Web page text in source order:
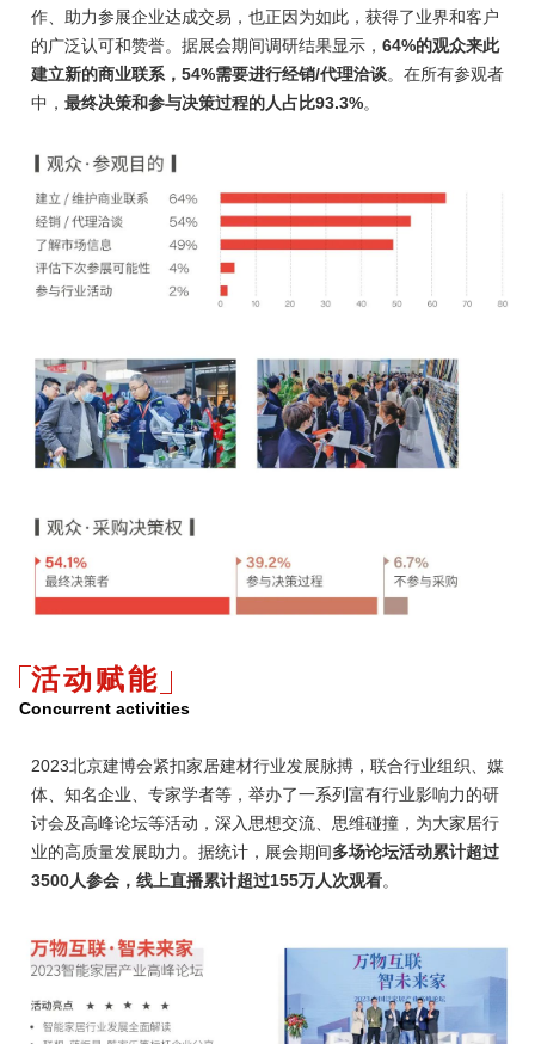
作、助力参展企业达成交易，也正因为如此，获得了业界和客户
的广泛认可和赞誉。据展会期间调研结果显示， 64%的观众来此
建立新的商业联系，54%需要进行经销/代理洽谈。在所有参观者
中， 最终决策和参与决策过程的人占比93.3%。
活动赋能
Concurrent activities
2023北京建博会紧扣家居建材行业发展脉搏，联合行业组织、媒
体、知名企业、专家学者等，举办了一系列富有行业影响力的研
讨会及高峰论坛等活动，深入思想交流、思维碰撞，为大家居行
业的高质量发展助力。据统计，展会期间多场论坛活动累计超过
3500人参会，线上直播累计超过155万人次观看。